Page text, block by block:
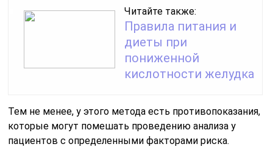
Читайте также:
Правила питания и
диеты при
пониженной
кислотности желудка
Тем не менее, у этого метода есть противопоказания,
которые могут помешать проведению анализа у
пациентов с определенными факторами риска.